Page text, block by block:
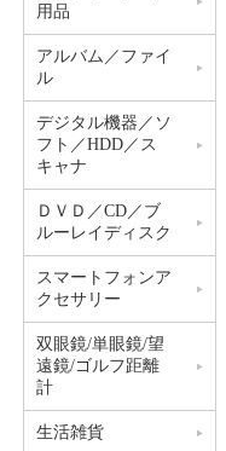
用品
アルバム／ファイ
ル
デジタル機器／ソ
フト／HDD／ス
キャナ
ＤＶＤ／CD／ブ
ルーレイディスク
スマートフォンア
クセサリー
双眼鏡/単眼鏡/望
遠鏡/ゴルフ距離
計
生活雑貨